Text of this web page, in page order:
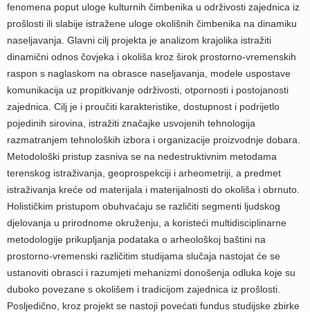
fenomena poput uloge kulturnih čimbenika u održivosti zajednica iz
prošlosti ili slabije istražene uloge okolišnih čimbenika na dinamiku
naseljavanja. Glavni cilj projekta je analizom krajolika istražiti
dinamični odnos čovjeka i okoliša kroz širok prostorno-vremenskih
raspon s naglaskom na obrasce naseljavanja, modele uspostave
komunikacija uz propitkivanje održivosti, otpornosti i postojanosti
zajednica. Cilj je i proučiti karakteristike, dostupnost i podrijetlo
pojedinih sirovina, istražiti značajke usvojenih tehnologija
razmatranjem tehnoloških izbora i organizacije proizvodnje dobara.
Metodološki pristup zasniva se na nedestruktivnim metodama
terenskog istraživanja, geoprospekciji i arheometriji, a predmet
istraživanja kreće od materijala i materijalnosti do okoliša i obrnuto.
Holističkim pristupom obuhvaćaju se različiti segmenti ljudskog
djelovanja u prirodnome okruženju, a koristeći multidisciplinarne
metodologije prikupljanja podataka o arheološkoj baštini na
prostorno-vremenski različitim studijama slučaja nastojat će se
ustanoviti obrasci i razumjeti mehanizmi donošenja odluka koje su
duboko povezane s okolišem i tradicijom zajednica iz prošlosti.
Posljedično, kroz projekt se nastoji povećati fundus studijske zbirke